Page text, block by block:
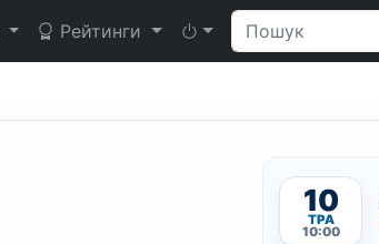
Рейтинги
10
ТРА
10:00